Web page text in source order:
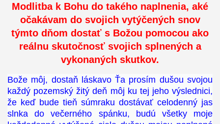
Modlitba k Bohu do takého naplnenia, aké
očakávam do svojich vytýčených snov
týmto dňom dostať s Božou pomocou ako
reálnu skutočnosť svojich splnených a
vykonaných skutkov.
Bože môj, dostaň láskavo Ťa prosím dušou svojou
každý pozemský žitý deň môj ku tej jeho výslednici,
že keď bude tieň súmraku dostávať celodenný jas
slnka do večerného spánku, budú všetky moje